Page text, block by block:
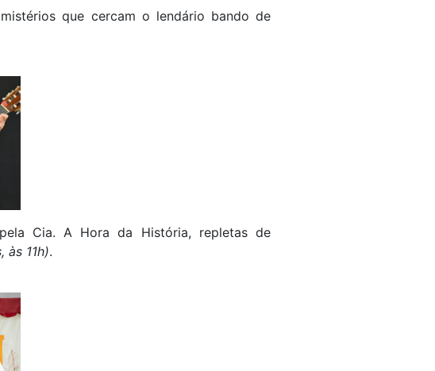
que cercam o lendário bando de
Cia. A Hora da História, repletas de
às 11h).